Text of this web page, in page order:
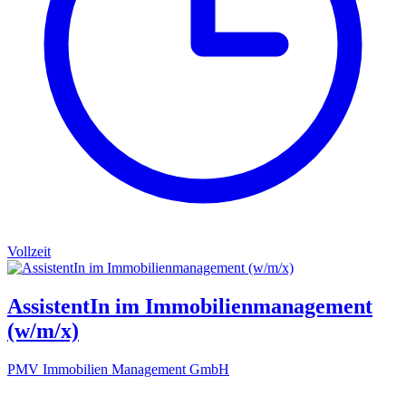
Vollzeit
AssistentIn im Immobilienmanagement
(w/m/x)
PMV Immobilien Management GmbH